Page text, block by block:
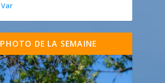
Var
PHOTO DE LA SEMAINE